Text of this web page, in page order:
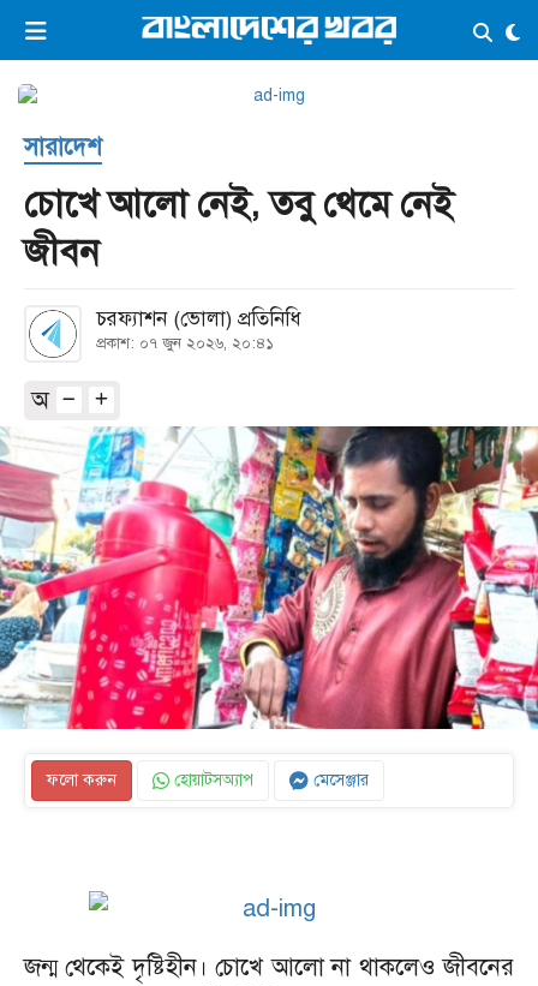
ভিডিও ই-পেপার লগইন ×
প্রচ্ছদ
সর্বশেষ
সব বিভাগ
আর্কাইভ
কনভার্টার
সারাদেশ
চোখে আলো নেই, তবু থেমে নেই
জীবন
চরফ্যাশন (ভোলা) প্রতিনিধি
প্রকাশ: ০৭ জুন ২০২৬, ২০:৪১
অ
ফলো করুন হোয়াটসঅ্যাপ মেসেঞ্জার
জন্ম থেকেই দৃষ্টিহীন। চোখে আলো না থাকলেও জীবনের